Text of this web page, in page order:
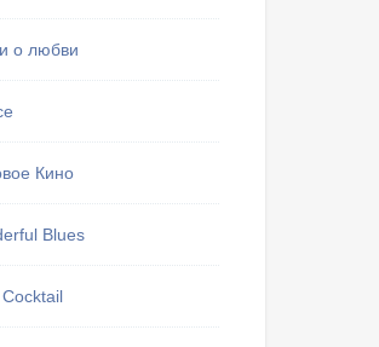
о любви
Кино
Blues